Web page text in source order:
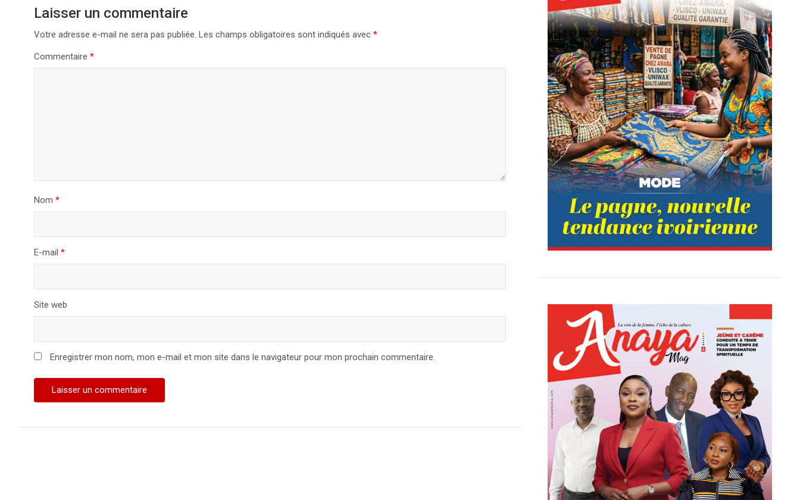
Laisser un commentaire
Votre adresse e-mail ne sera pas publiée. Les champs obligatoires sont indiqués avec *
Commentaire *
Nom *
E-mail *
Site web
Enregistrer mon nom, mon e-mail et mon site dans le navigateur pour mon prochain commentaire.